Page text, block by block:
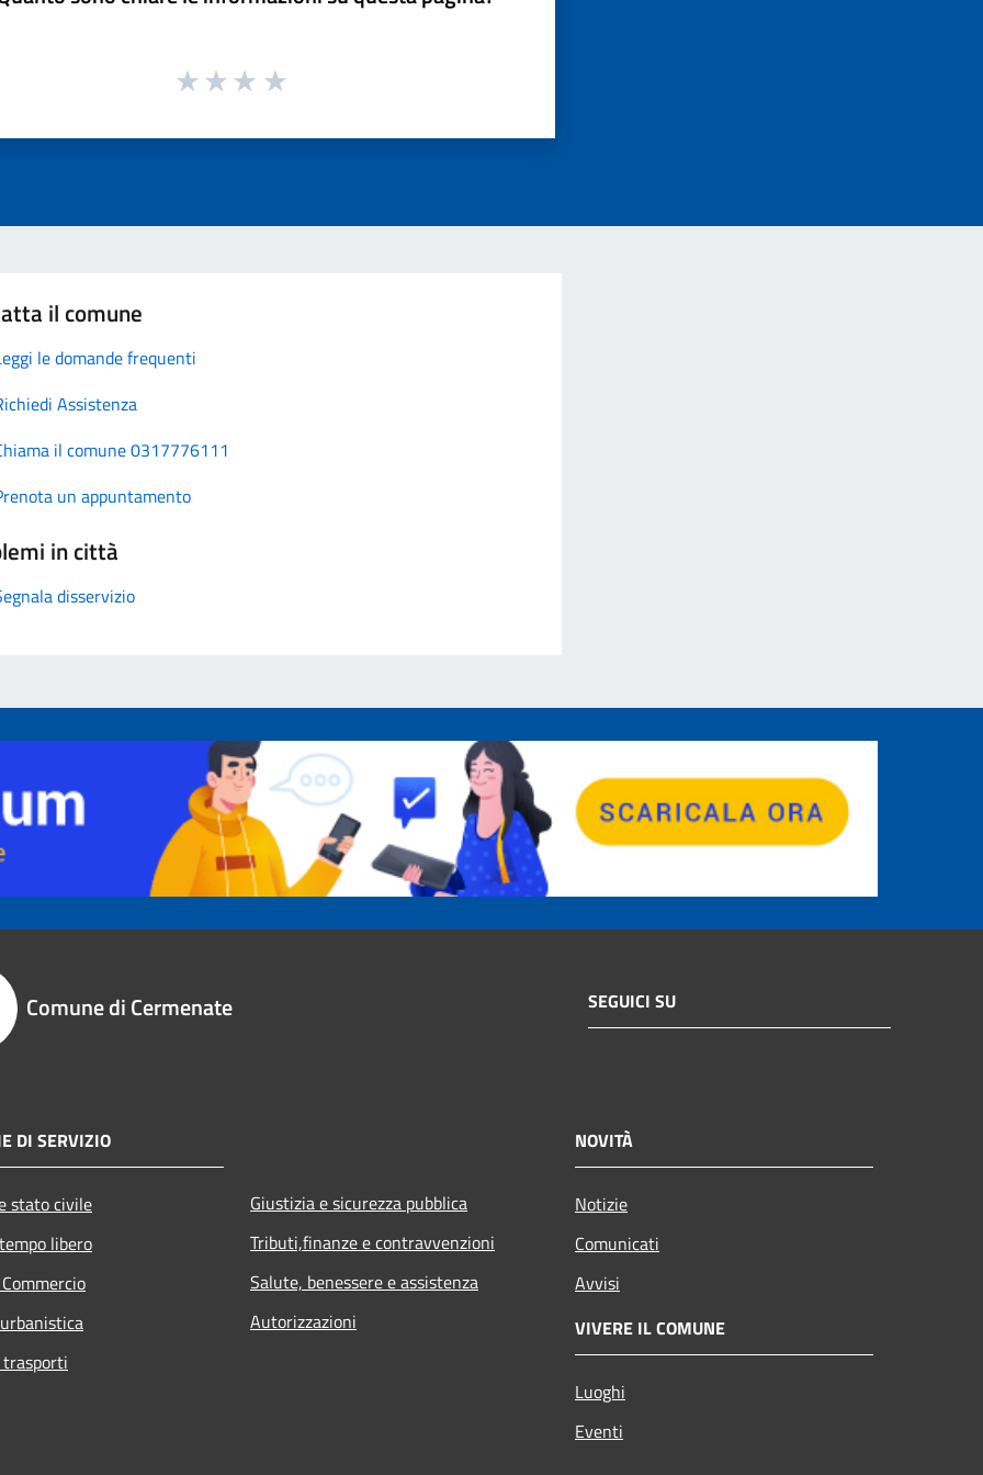
il comune
le domande frequenti
Assistenza
il comune 0317776111
un appuntamento
in città
disservizio
Comune di Cermenate SEGUICI SU
DI SERVIZIO
stato civile
libero
Giustizia e sicurezza pubblica
Tributi,finanze e contravvenzioni
Salute, benessere e assistenza
Autorizzazioni
NOVITÀ
Notizie
Comunicati
Avvisi
VIVERE IL COMUNE
Luoghi
Eventi